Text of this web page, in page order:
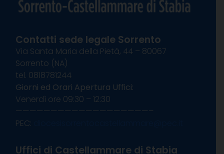
Contatti sede legale Sorrento
Via Santa Maria della Pietà, 44 – 80067
Sorrento (NA)
tel. 0818781244
Giorni ed Orari Apertura Uffici:
Venerdì ore 09:30 – 12:30
———————————————————–
PEC:
Uffici di Castellammare di Stabia